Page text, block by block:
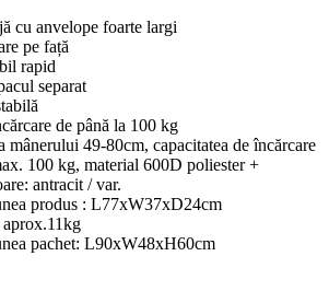
cu anvelope foarte largi
pe față
rapid
separat
de până la 100 kg
mânerului 49-80cm, capacitatea de încărcare
100 kg, material 600D poliester +
antracit / var.
produs : L77xW37xD24cm
pachet: L90xW48xH60cm